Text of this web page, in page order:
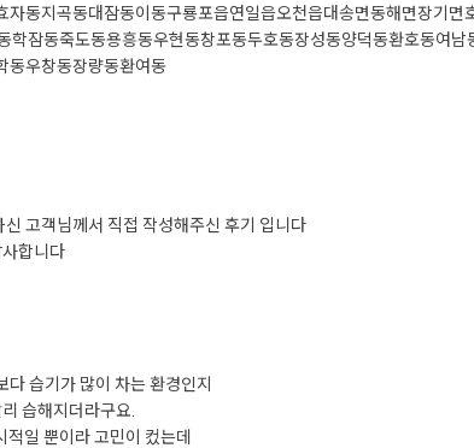
자동지곡동대잠동이동구룡포읍연일읍오천읍대송면동해면장기면
학잠동죽도동용흥동우현동창포동두호동장성동양덕동환호동여남
동우창동장량동환여동
고객님께서 직접 작성해주신 후기 입니다
사합니다
다 습기가 많이 차는 환경인지
습해지더라구요.
일 뿐이라 고민이 컸는데